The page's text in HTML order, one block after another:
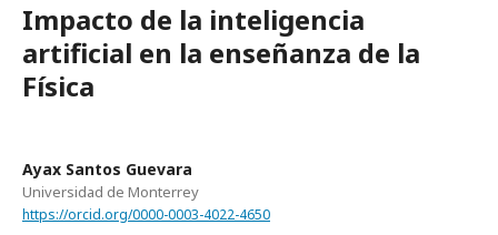
Impacto de la inteligencia
artificial en la enseñanza de la
Física
Ayax Santos Guevara
Universidad de Monterrey
https://orcid.org/0000-0003-4022-4650